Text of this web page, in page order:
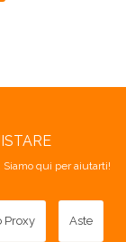
Siamo qui per aiutarti!
Proxy Aste